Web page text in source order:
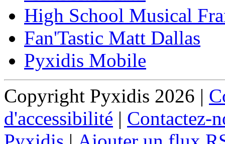
High School Musical
Fan'Tastic Matt Dallas
Pyxidis Mobile
Copyright Pyxidis 2026 |
d'accessibilité | Contactez-